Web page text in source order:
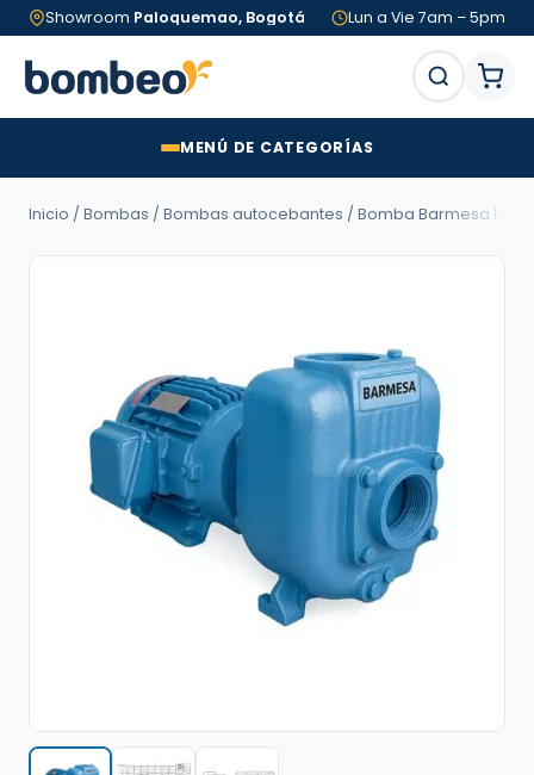
Showroom Paloquemao, Bogotá Lun a Vie 7am – 5pm
MENÚ DE CATEGORÍAS
Inicio / Bombas / Bombas autocebantes / Bomba Barmesa |